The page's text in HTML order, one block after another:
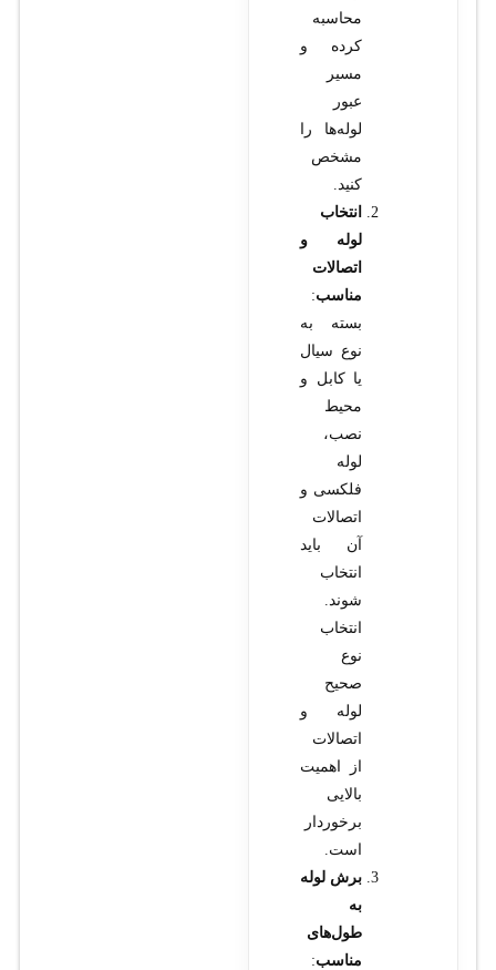
محاسبه
کرده و
مسیر
عبور
لوله‌ها را
مشخص
کنید.
انتخاب
لوله و
اتصالات
مناسب:
بسته به
نوع سیال
یا کابل و
محیط
نصب،
لوله
فلکسی و
اتصالات
آن باید
انتخاب
شوند.
انتخاب
نوع
صحیح
لوله و
اتصالات
از اهمیت
بالایی
برخوردار
است.
برش لوله
به
طول‌های
مناسب: